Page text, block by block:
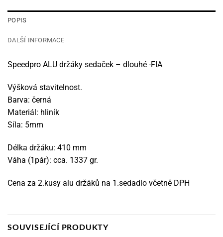
POPIS
DALŠÍ INFORMACE
Speedpro ALU držáky sedaček – dlouhé -FIA
Výšková stavitelnost.
Barva: černá
Materiál: hliník
Síla: 5mm
Délka držáku: 410 mm
Váha (1pár): cca. 1337 gr.
Cena za 2.kusy alu držáků na 1.sedadlo včetně DPH
SOUVISEJÍCÍ PRODUKTY